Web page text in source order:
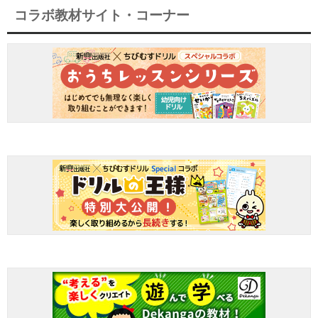
コラボ教材サイト・コーナー